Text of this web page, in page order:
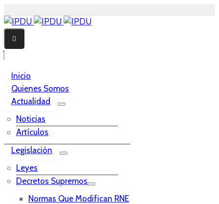
Inicio
Quienes Somos
Actualidad
Noticias
Artículos
Legislación
Leyes
Decretos Supremos
Normas Que Modifican RNE